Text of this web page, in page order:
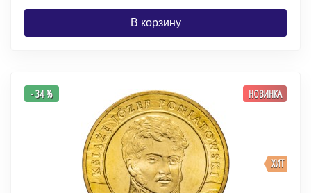
В корзину
ХИТ
- 34 % НОВИНКА